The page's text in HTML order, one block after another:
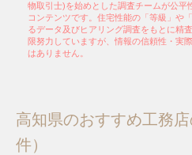
物取引士)を始めとした調査チームが公平
コンテンツです。住宅性能の「等級」や
るデータ及びヒアリング調査をもとに精
限努力していますが、情報の信頼性・実
はありません。
高知県のおすすめ工務
件）